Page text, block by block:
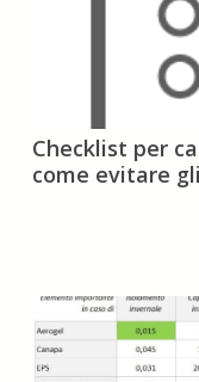
Checklist
per
cappotto
gli
errori
Checklist per
come evitare